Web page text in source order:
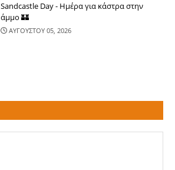
Sandcastle Day - Ημέρα για κάστρα στην
άμμο 🏰
ΑΥΓΟΥΣΤΟΥ 05, 2026